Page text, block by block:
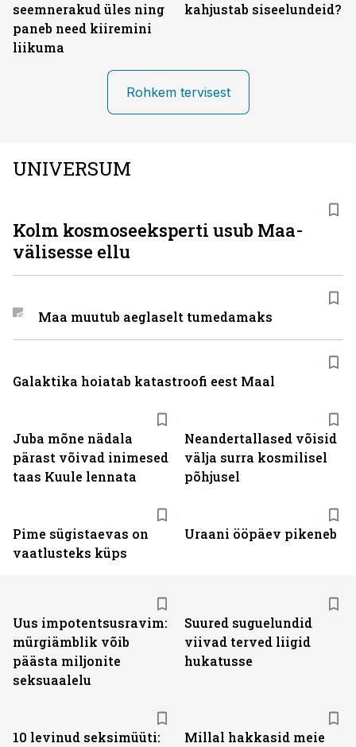
seemnerakud üles ning
paneb need kiiremini
liikuma
kahjustab siseelundeid?
Rohkem tervisest
UNIVERSUM
Juba mõne nädala
pärast võivad inimesed
taas Kuule lennata
Neandertallased võisid
välja surra kosmilisel
põhjusel
Pime sügistaevas on
vaatlusteks küps
Uraani ööpäev pikeneb
Kolm kosmoseeksperti usub Maa-
välisesse ellu
Maa muutub aeglaselt tumedamaks
Galaktika hoiatab katastroofi eest Maal
Uus impotentsusravim:
mürgiämblik võib
päästa miljonite
seksuaalelu
Suured suguelundid
viivad terved liigid
hukatusse
10 levinud seksimüüti:
Millal hakkasid meie